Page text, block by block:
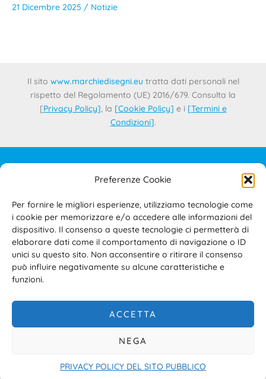
Preferenze Cookie
Per fornire le migliori esperienze, utilizziamo tecnologie come
i cookie per memorizzare e/o accedere alle informazioni del
dispositivo. Il consenso a queste tecnologie ci permetterà di
elaborare dati come il comportamento di navigazione o ID
unici su questo sito. Non acconsentire o ritirare il consenso
può influire negativamente su alcune caratteristiche e
funzioni.
ACCETTA
NEGA
PRIVACY POLICY DEL SITO PUBBLICO
21 Dicembre 2025 / Notizie
Il sito www.marchiedisegni.eu tratta dati personali nel
rispetto del Regolamento (UE) 2016/679. Consulta la
[Privacy Policy], la [Cookie Policy] e i [Termini e
Condizioni].
IL PROGETTO
PRIVACY POLICY
COOKIE POLICY
TERMINI E CONDIZIONI D’USO DEL SITO E DELL’AREA
RISERVATA
ACCESSIBILITÀ
Copyright © 2026 Sistema Camerale Servizi s.c.r.l.